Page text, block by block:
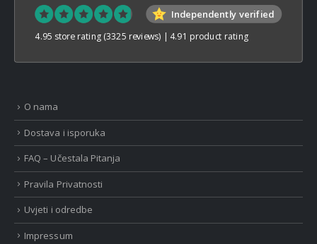
Independently verified
4.95 store rating (3325 reviews) | 4.91 product rating
O nama
Dostava i isporuka
FAQ – Učestala Pitanja
Pravila Privatnosti
Uvjeti i odredbe
Impressum